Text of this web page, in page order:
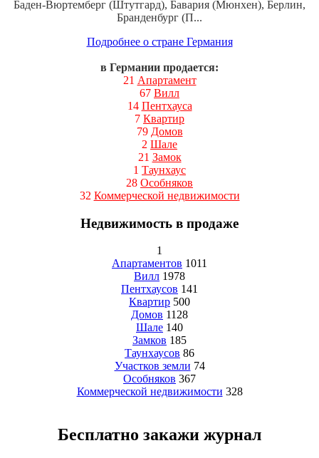
Баден-Вюртемберг (Штутгард), Бавария (Мюнхен), Берлин,
Бранденбург (П...
Подробнее о стране Германия
в Германии продается:
21 Апартамент
67 Вилл
14 Пентхауса
7 Квартир
79 Домов
2 Шале
21 Замок
1 Таунхаус
28 Особняков
32 Коммерческой недвижимости
Недвижимость в продаже
1
Апартаментов 1011
Вилл 1978
Пентхаусов 141
Квартир 500
Домов 1128
Шале 140
Замков 185
Таунхаусов 86
Участков земли 74
Особняков 367
Коммерческой недвижимости 328
Бесплатно закажи журнал